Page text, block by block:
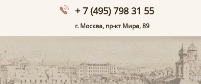
+ 7 (495) 798 31 55
г. Москва, пр-кт Мира, 89